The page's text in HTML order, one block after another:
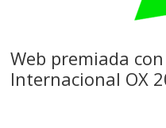
Web premiada
Internacional OX